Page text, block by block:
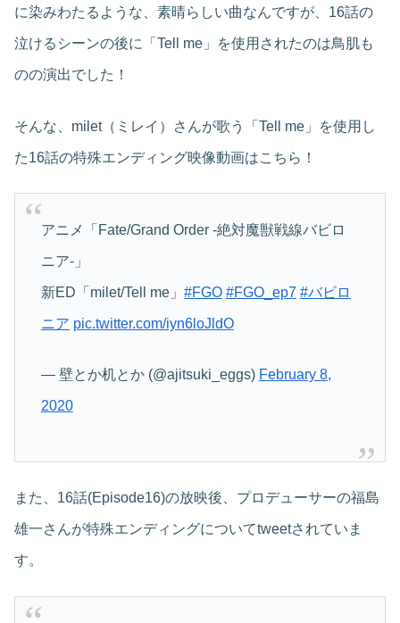
に染みわたるような、素晴らしい曲なんですが、16話の
泣けるシーンの後に「Tell me」を使用されたのは鳥肌も
のの演出でした！
そんな、milet（ミレイ）さんが歌う「Tell me」を使用し
た16話の特殊エンディング映像動画はこちら！
アニメ「Fate/Grand Order -絶対魔獣戦線バビロ
ニア-」
新ED「milet/Tell me」 #FGO #FGO_ep7 #バビロ
ニア pic.twitter.com/iyn6loJldO
— 壁とか机とか (@ajitsuki_eggs) February 8,
2020
また、16話(Episode16)の放映後、プロデューサーの福島
雄一さんが特殊エンディングについてtweetされていま
す。